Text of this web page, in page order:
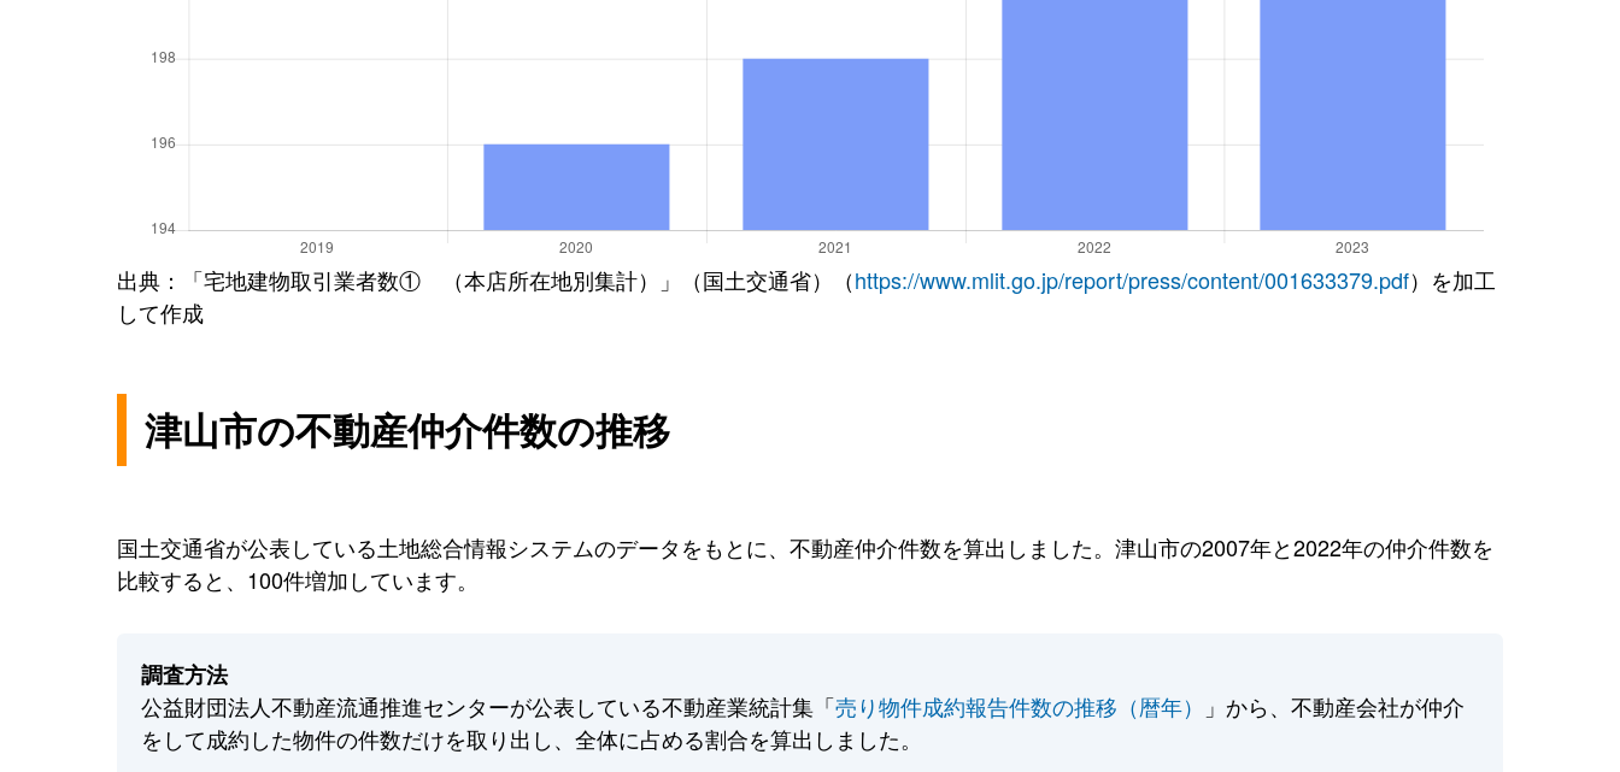
出典：「宅地建物取引業者数① （本店所在地別集計）」（国土交通省）（https://www.mlit.go.jp/report/press/content/001633379.pdf）を加工
して作成
津山市の不動産仲介件数の推移
国土交通省が公表している土地総合情報システムのデータをもとに、不動産仲介件数を算出しました。津山市の2007年と2022年の仲介件数を
比較すると、100件増加しています。
調査方法
公益財団法人不動産流通推進センターが公表している不動産業統計集「売り物件成約報告件数の推移（暦年）
」から、不動産会社が仲介
をして成約した物件の件数だけを取り出し、全体に占める割合を算出しました。